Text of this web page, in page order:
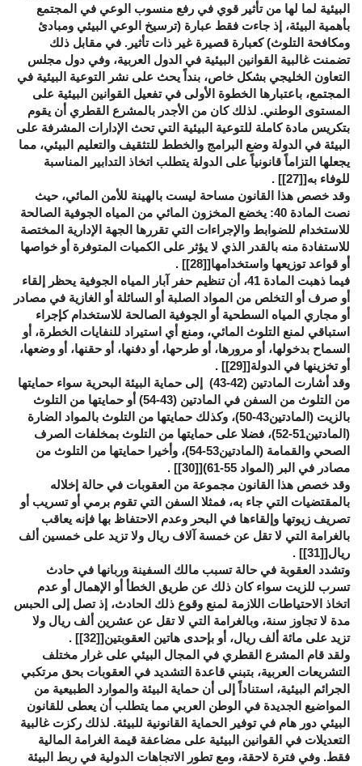
البيئية لما لها من تأثير قوي في رفع منسوب الوعي في المجتمع
بأهمية البيئة، إذ جاءت فقط عبارة (ترسيخ الوعي البيئي ومبادئ
ومكافحة التلوث) كعبارة قصيرة غير ذات تأثير. في مقابل ذلك
تضمنت غالبية القوانين البيئية في الدول العربية، وفي دول مجلس
التعاون الخليجي بشكل خاص، بنداً يحث على نشر التوعية البيئية في
المجتمع، باعتبارها الخطوة الأولى في تفعيل القوانين البيئية على
المستوى الوطني. لذلك كان من الأجدر بالمشرع القطري أن يقوم
بتكريس مادة كاملة للتوعية البيئية التي تحث الإدارات المشرفة على
البيئة في الدولة وضع البرامج والخطط للتثقيف والتعليم البيئي، مما
يجعلها التزاماً قانونياً على الدولة يتطلب اتخاذ التدابير المناسبة
للوفاء به[[27]
] .
وقد خصص هذا القانون مساحة ليست بالهينة للأمن المائي، حيث
نصت المادة 40: يخضع المخزون المائي من المياه الجوفية الصالحة
للاستخدام للضوابط والإجراءات التي تقررها الجهة الإدارية المختصة
للاستفادة منه بالقدر الذي لا يؤثر على الكميات المتوفرة أو خواصها
أو قواعد توزيعها واستخدامها[[28]
] .
فيما ذهبت المادة 41، أن تنظيم حفر آبار المياه الجوفية يحظر إلقاء
أو صرف أو التخلص من المواد الصلبة أو السائلة أو الغازية في مصادر
أو مجاري المياه السطحية أو الجوفية الصالحة للاستخدام كإجراء
استباقي لمنع التلوث المائي، ومنع أي استيراد للنفايات الخطرة، أو
السماح بدخولها، أو مرورها، أو طرحها، أو دفنها، أو حقنها، أو وضعها،
أو تخزينها في الدولة[[29]
] .
وقد أشارت المادتين (42-43) إلى حماية البيئة البحرية سواء حمايتها
من التلوث من السفن في المادتين (43-54) أو حمايتها من التلوث
بالزيت (المادتين43-50)، وكذلك حمايتها من التلوث بالمواد الضارة
(المادتين51-52)، فضلا على حمايتها من التلوث بمخلفات الصرف
الصحي والقمامة (المادتين53-54)، وأخيرا حمايتها من التلوث من
مصادر في البر (المواد 55-61)[
[30]
] .
وقد خصص هذا القانون مجموعة من العقوبات في حالة إخلاله
بالمقتضيات التي جاء به، فمثلا السفن التي تقوم برمي أو تسريب أو
تصريف زيوتها وإلقاءها في البحر وعدم الاحتفاظ بها فإنه يعاقب
بالغرامة التي لا تقل عن خمسة آلاف ريال ولا تزيد على خمسين ألف
ريال[[31]
] .
وتشدد العقوبة في حالة تسبب مالك السفينة وربانها في حادث
تسرب للزيت سواء كان ذلك عن طريق الخطأ أو الإهمال أو عدم
اتخاذ الاحتياطات اللازمة لمنع وقوع ذلك الحادث، إذ تصل إلى الحبس
مدة لا تجاوز سنة، وبالغرامة التي لا تقل عن عشرين ألف ريال ولا
تزيد على مائة ألف ريال، أو بإحدى هاتين العقوبتين[[32]
] .
ولقد قام المشرع القطري في المجال البيئي على غرار مختلف
التشريعات العربية، بتبني قاعدة التشديد في العقوبات بحق مرتكبي
الجرائم البيئية، استناداً إلى أن حماية البيئة والموارد الطبيعية من
المواضيع الجديدة في الوطن العربي مما يتطلب أن يعطى للقانون
البيئي دور هام في توفير الحماية القانونية للبيئة. لذلك ركزت غالبية
التعديلات في القوانين البيئية على مضاعفة قيمة الغرامة المالية
فقط. وفي فترة لاحقة، ومع تطور الاتجاهات الدولية في ربط البيئة